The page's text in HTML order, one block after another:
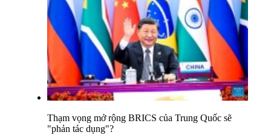
Thạm vọng mở rộng BRICS của Trung Quốc sẽ
"phản tác dụng"?